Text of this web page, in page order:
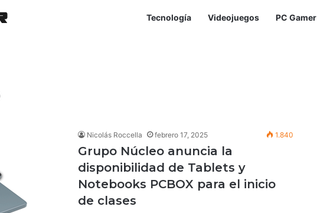
Tecnología Videojuegos PC Gamer
Nicolás Roccella febrero 17, 2025 1.840
Grupo Núcleo anuncia la
disponibilidad de Tablets y
Notebooks PCBOX para el inicio
de clases